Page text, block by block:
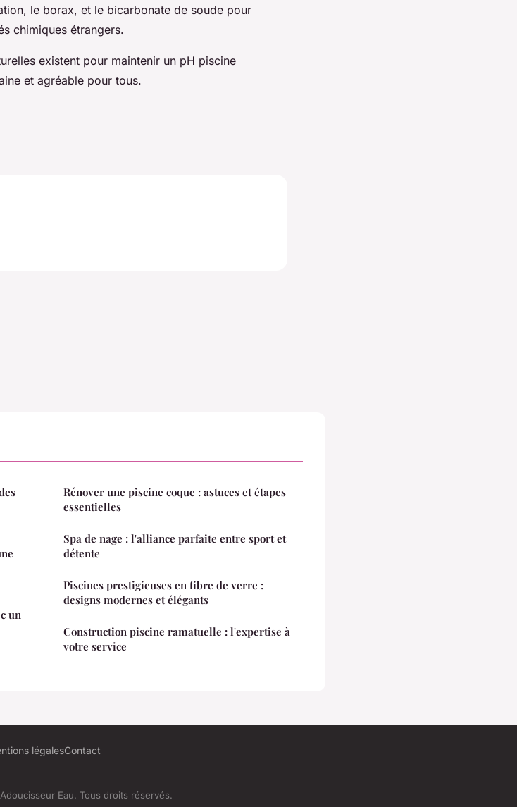
le borax, et le bicarbonate de soude pour
chimiques étrangers.
existent pour maintenir un pH piscine
et agréable pour tous.
un
Rénover une piscine coque : astuces et étapes
essentielles
Spa de nage : l'alliance parfaite entre sport et
détente
Piscines prestigieuses en fibre de verre :
designs modernes et élégants
Construction piscine ramatuelle : l'expertise à
votre service
légalesContact
Eau. Tous droits réservés.